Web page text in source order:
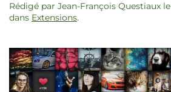
Rédigé par Jean-François Questiaux le
dans Extensions.